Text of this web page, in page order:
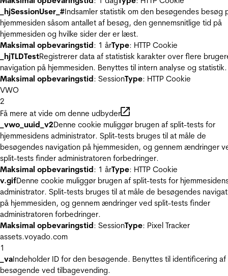
_hjSessionUser_#Indsamler statistik om den besøgendes besøg
hjemmesiden såsom antallet af besøg, den gennemsnitlige tid på
hjemmesiden og hvilke sider der er læst.
Maksimal opbevaringstid: 1 årType: HTTP Cookie
_hjTLDTestRegistrerer data af statistisk karakter over flere
navigation på hjemmesiden. Benyttes til intern analyse og statistik.
Maksimal opbevaringstid: SessionType: HTTP Cookie
VWO
2
Få mere at vide om denne udbyder
_vwo_uuid_v2Denne cookie muliggør brugen af split-tests for
hjemmesidens administrator. Split-tests bruges til at måle de
besøgendes navigation på hjemmesiden, og gennem ændringer
split-tests finder administratoren forbedringer.
Maksimal opbevaringstid: 1 årType: HTTP Cookie
v.gifDenne cookie muliggør brugen af split-tests for
administrator. Split-tests bruges til at måle de besøgendes
på hjemmesiden, og gennem ændringer ved split-tests finder
administratoren forbedringer.
Maksimal opbevaringstid: SessionType: Pixel Tracker
assets.voyado.com
1
_vaIndeholder ID for den besøgende. Benyttes til identificering af
besøgende ved tilbagevending.